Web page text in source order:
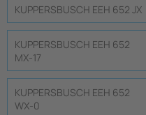
KUPPERSBUSCH EEH 652 JX
KUPPERSBUSCH EEH 652
MX-17
KUPPERSBUSCH EEH 652
WX-0